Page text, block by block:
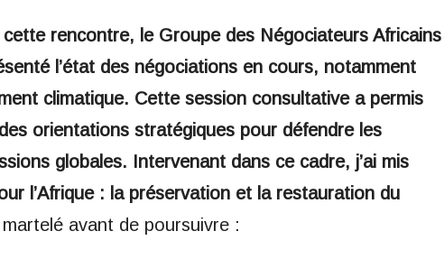
rencontre, le Groupe des Négociateurs Africains
l’état des négociations en cours, notamment
climatique. Cette session consultative a permis
orientations stratégiques pour défendre les
globales. Intervenant dans ce cadre, j’ai mis
l’Afrique : la préservation et la restauration du
avant de poursuivre :